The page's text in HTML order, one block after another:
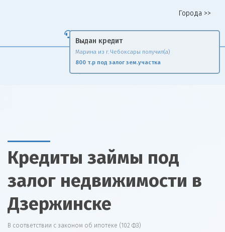
Города >>
FinRise
Кредиты займы под
залог недвижимости в
Дзержинске
В соответствии с законом об ипотеке (102 ФЗ)